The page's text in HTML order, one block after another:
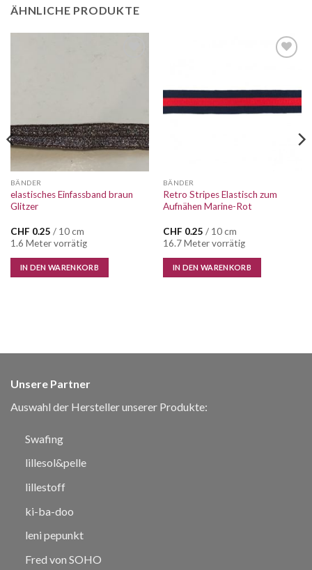
ÄHNLICHE PRODUKTE
BÄNDER
elastisches Einfassband braun
Glitzer
CHF 0.25 / 10 cm
1.6 Meter vorrätig
IN DEN WARENKORB
BÄNDER
Retro Stripes Elastisch zum
Aufnähen Marine-Rot
CHF 0.25 / 10 cm
16.7 Meter vorrätig
IN DEN WARENKORB
Unsere Partner
Auswahl der Hersteller unserer Produkte:
Swafing
lillesol&pelle
lillestoff
ki-ba-doo
leni pepunkt
Fred von SOHO